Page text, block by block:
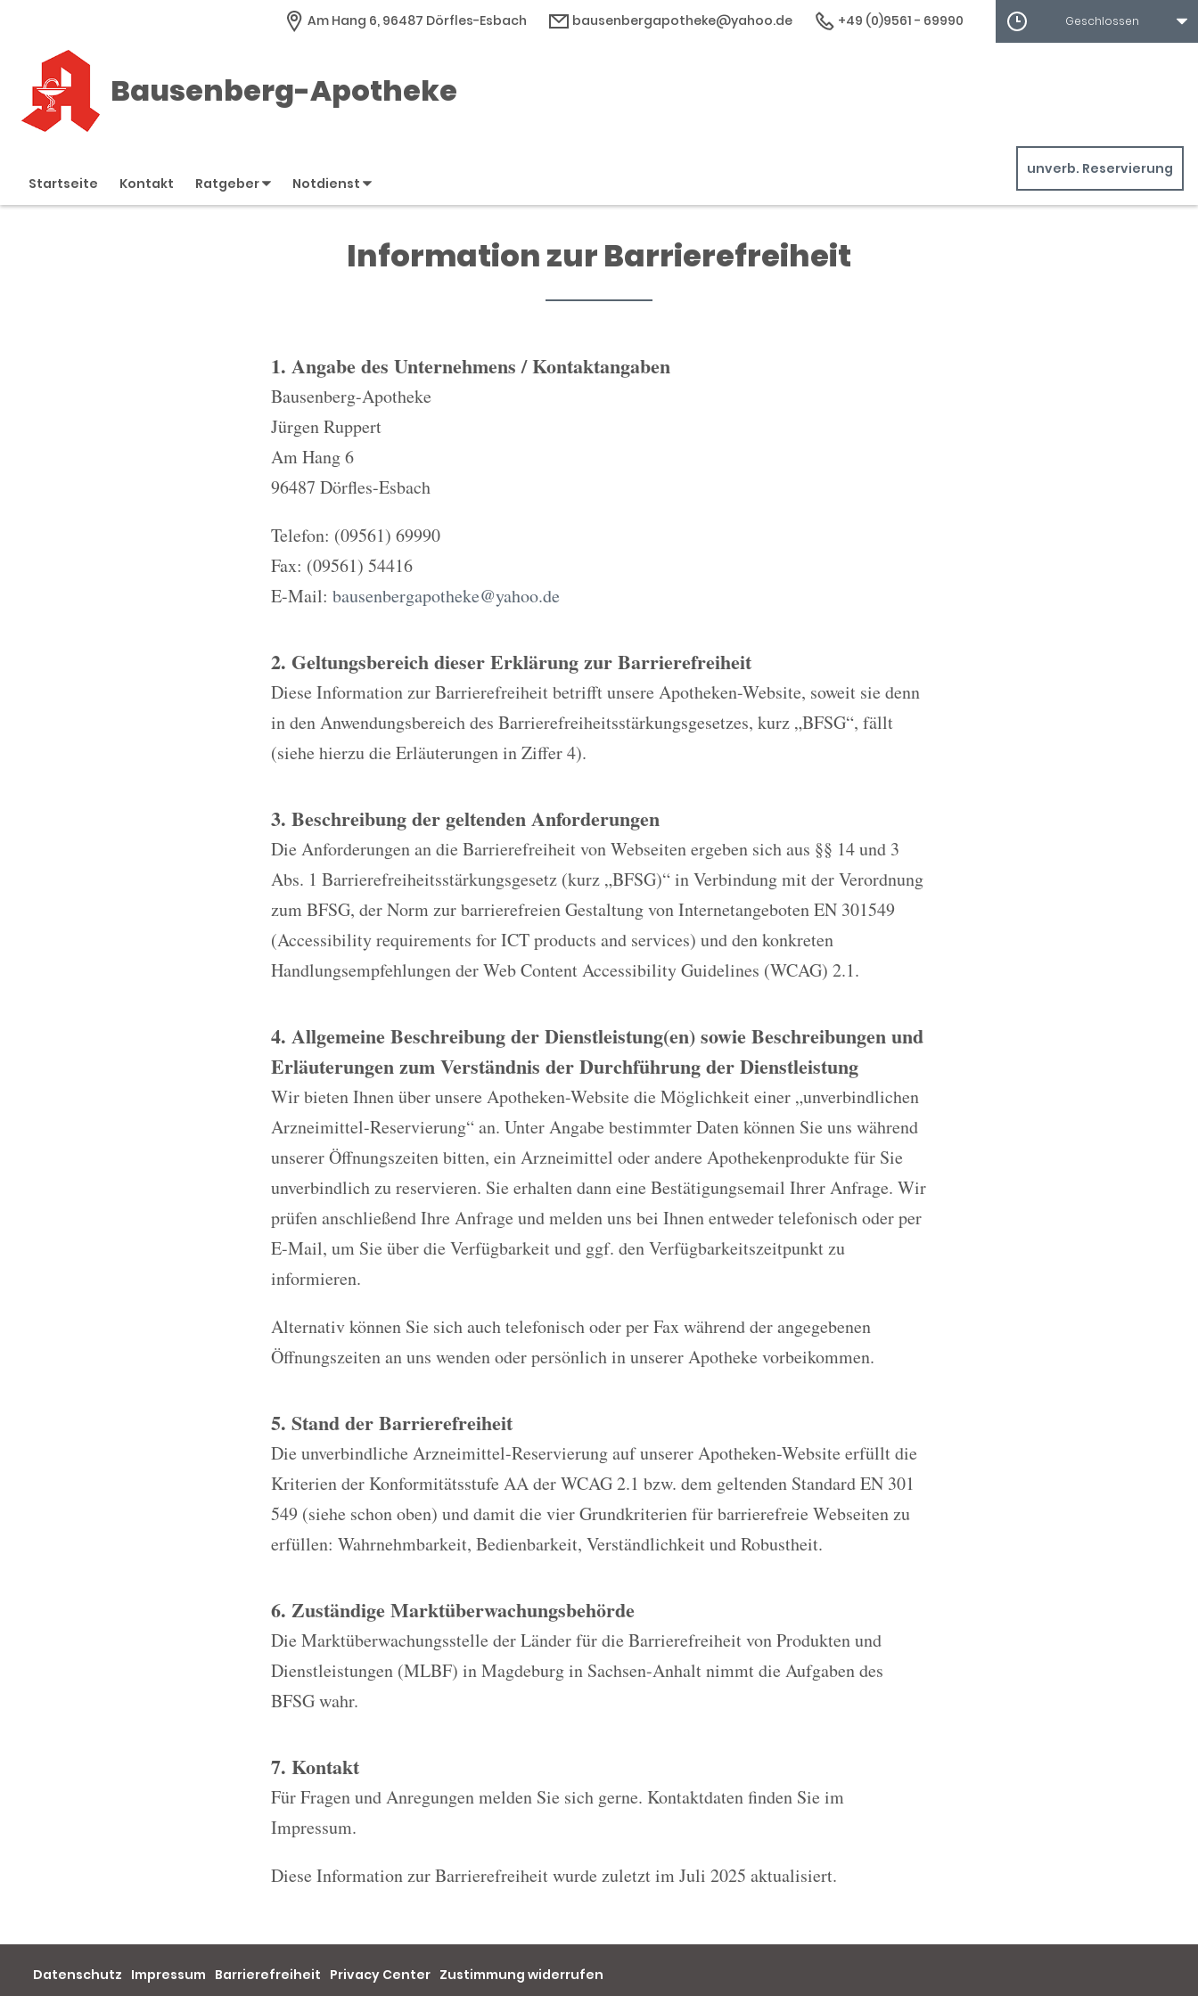
Am Hang 6, 96487 Dörfles-Esbach bausenbergapotheke@yahoo.de +49 (0)9561 - 69990 Geschlossen
Bausenberg-Apotheke
Startseite Kontakt Ratgeber Notdienst
unverb. Reservierung
Information zur Barrierefreiheit
1. Angabe des Unternehmens / Kontaktangaben
Bausenberg-Apotheke
Jürgen Ruppert
Am Hang 6
96487 Dörfles-Esbach
Telefon: (09561) 69990
Fax: (09561) 54416
E-Mail: bausenbergapotheke@yahoo.de
2. Geltungsbereich dieser Erklärung zur Barrierefreiheit
Diese Information zur Barrierefreiheit betrifft unsere Apotheken-Website, soweit sie denn
in den Anwendungsbereich des Barrierefreiheitsstärkungsgesetzes, kurz „BFSG“, fällt
(siehe hierzu die Erläuterungen in Ziffer 4).
3. Beschreibung der geltenden Anforderungen
Die Anforderungen an die Barrierefreiheit von Webseiten ergeben sich aus §§ 14 und 3
Abs. 1 Barrierefreiheitsstärkungsgesetz (kurz „BFSG)“ in Verbindung mit der Verordnung
zum BFSG, der Norm zur barrierefreien Gestaltung von Internetangeboten EN 301549
(Accessibility requirements for ICT products and services) und den konkreten
Handlungsempfehlungen der Web Content Accessibility Guidelines (WCAG) 2.1.
4. Allgemeine Beschreibung der Dienstleistung(en) sowie Beschreibungen und
Erläuterungen zum Verständnis der Durchführung der Dienstleistung
Wir bieten Ihnen über unsere Apotheken-Website die Möglichkeit einer „unverbindlichen
Arzneimittel-Reservierung“ an. Unter Angabe bestimmter Daten können Sie uns während
unserer Öffnungszeiten bitten, ein Arzneimittel oder andere Apothekenprodukte für Sie
unverbindlich zu reservieren. Sie erhalten dann eine Bestätigungsemail Ihrer Anfrage. Wir
prüfen anschließend Ihre Anfrage und melden uns bei Ihnen entweder telefonisch oder per
E-Mail, um Sie über die Verfügbarkeit und ggf. den Verfügbarkeitszeitpunkt zu
informieren.
Alternativ können Sie sich auch telefonisch oder per Fax während der angegebenen
Öffnungszeiten an uns wenden oder persönlich in unserer Apotheke vorbeikommen.
5. Stand der Barrierefreiheit
Die unverbindliche Arzneimittel-Reservierung auf unserer Apotheken-Website erfüllt die
Kriterien der Konformitätsstufe AA der WCAG 2.1 bzw. dem geltenden Standard EN 301
549 (siehe schon oben) und damit die vier Grundkriterien für barrierefreie Webseiten zu
erfüllen: Wahrnehmbarkeit, Bedienbarkeit, Verständlichkeit und Robustheit.
6. Zuständige Marktüberwachungsbehörde
Die Marktüberwachungsstelle der Länder für die Barrierefreiheit von Produkten und
Dienstleistungen (MLBF) in Magdeburg in Sachsen-Anhalt nimmt die Aufgaben des
BFSG wahr.
7. Kontakt
Für Fragen und Anregungen melden Sie sich gerne. Kontaktdaten finden Sie im
Impressum.
Diese Information zur Barrierefreiheit wurde zuletzt im Juli 2025 aktualisiert.
Datenschutz Impressum Barrierefreiheit Privacy Center Zustimmung widerrufen